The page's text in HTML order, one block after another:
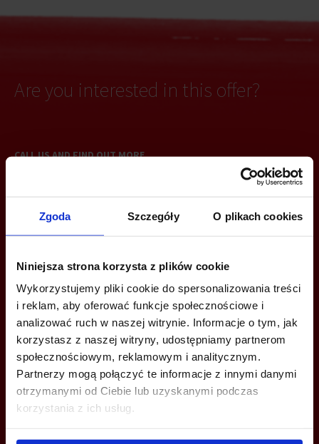
Zgoda Szczegóły O plikach cookies
Niniejsza strona korzysta z plików cookie
Wykorzystujemy pliki cookie do spersonalizowania treści
i reklam, aby oferować funkcje społecznościowe i
analizować ruch w naszej witrynie. Informacje o tym, jak
korzystasz z naszej witryny, udostępniamy partnerom
społecznościowym, reklamowym i analitycznym.
Partnerzy mogą połączyć te informacje z innymi danymi
otrzymanymi od Ciebie lub uzyskanymi podczas
korzystania z ich usług.
Are you interested in this offer?
CALL US AND FIND OUT MORE
+48 22 167 04 00
info@officefinder.pl
YOU CAN LEAVE YOUR PHONE NUMBER AND WE WILL CONTACT
YOU